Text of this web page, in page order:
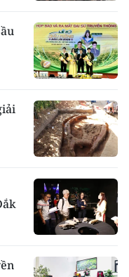
hội cổ truyền
chế độ phìa
Mỗi người có 3
Noong (tất cả
từ một ông tổ
thành viên nam
Nhinh Xao (tất
họ người đến
nam sinh ra từ
Ta (tất cả các
nam thuộc
theo chế độ
trong đó có 2